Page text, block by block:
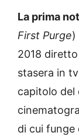
La prima
First Purge)
2018
stasera in
capitolo del
di cui funge